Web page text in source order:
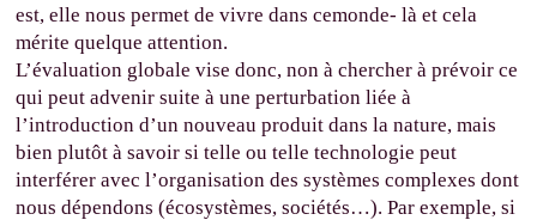
est, elle nous permet de vivre dans cemonde- là et cela
mérite quelque attention.
L’évaluation globale vise donc, non à chercher à prévoir ce
qui peut advenir suite à une perturbation liée à
l’introduction d’un nouveau produit dans la nature, mais
bien plutôt à savoir si telle ou telle technologie peut
interférer avec l’organisation des systèmes complexes dont
nous dépendons (écosystèmes, sociétés…). Par exemple, si